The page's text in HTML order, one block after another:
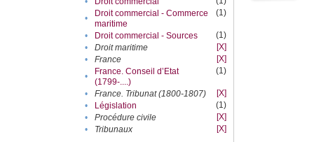
•
Droit commercial - Commerce
maritime
(1)
• Droit commercial - Sources
(1)
•
Droit maritime
[X]
•
France
[X]
•
France. Conseil d’Etat
(1799-....)
(1)
• France. Tribunat (1800-1807)
[X]
•
Législation
(1)
•
Procédure civile
[X]
•
Tribunaux
[X]